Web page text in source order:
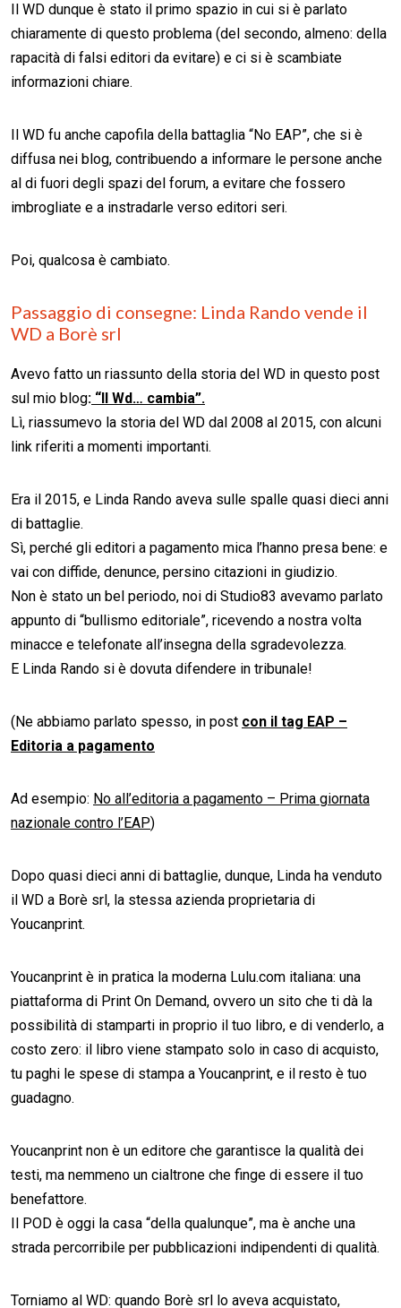
Il WD dunque è stato il primo spazio in cui si è parlato
chiaramente di questo problema (del secondo, almeno: della
rapacità di falsi editori da evitare) e ci si è scambiate
informazioni chiare.
Il WD fu anche capofila della battaglia “No EAP”, che si è
diffusa nei blog, contribuendo a informare le persone anche
al di fuori degli spazi del forum, a evitare che fossero
imbrogliate e a instradarle verso editori seri.
Poi, qualcosa è cambiato.
Passaggio di consegne: Linda Rando vende il
WD a Borè srl
Avevo fatto un riassunto della storia del WD in questo post
sul mio blog: “Il Wd… cambia”.
Lì, riassumevo la storia del WD dal 2008 al 2015, con alcuni
link riferiti a momenti importanti.
Era il 2015, e Linda Rando aveva sulle spalle quasi dieci anni
di battaglie.
Sì, perché gli editori a pagamento mica l’hanno presa bene: e
vai con diffide, denunce, persino citazioni in giudizio.
Non è stato un bel periodo, noi di Studio83 avevamo parlato
appunto di “bullismo editoriale”, ricevendo a nostra volta
minacce e telefonate all’insegna della sgradevolezza.
E Linda Rando si è dovuta difendere in tribunale!
(Ne abbiamo parlato spesso, in post con il tag EAP –
Editoria a pagamento
Ad esempio: No all’editoria a pagamento – Prima giornata
nazionale contro l’EAP)
Dopo quasi dieci anni di battaglie, dunque, Linda ha venduto
il WD a Borè srl, la stessa azienda proprietaria di
Youcanprint.
Youcanprint è in pratica la moderna Lulu.com italiana: una
piattaforma di Print On Demand, ovvero un sito che ti dà la
possibilità di stamparti in proprio il tuo libro, e di venderlo, a
costo zero: il libro viene stampato solo in caso di acquisto,
tu paghi le spese di stampa a Youcanprint, e il resto è tuo
guadagno.
Youcanprint non è un editore che garantisce la qualità dei
testi, ma nemmeno un cialtrone che finge di essere il tuo
benefattore.
Il POD è oggi la casa “della qualunque”, ma è anche una
strada percorribile per pubblicazioni indipendenti di qualità.
Torniamo al WD: quando Borè srl lo aveva acquistato,